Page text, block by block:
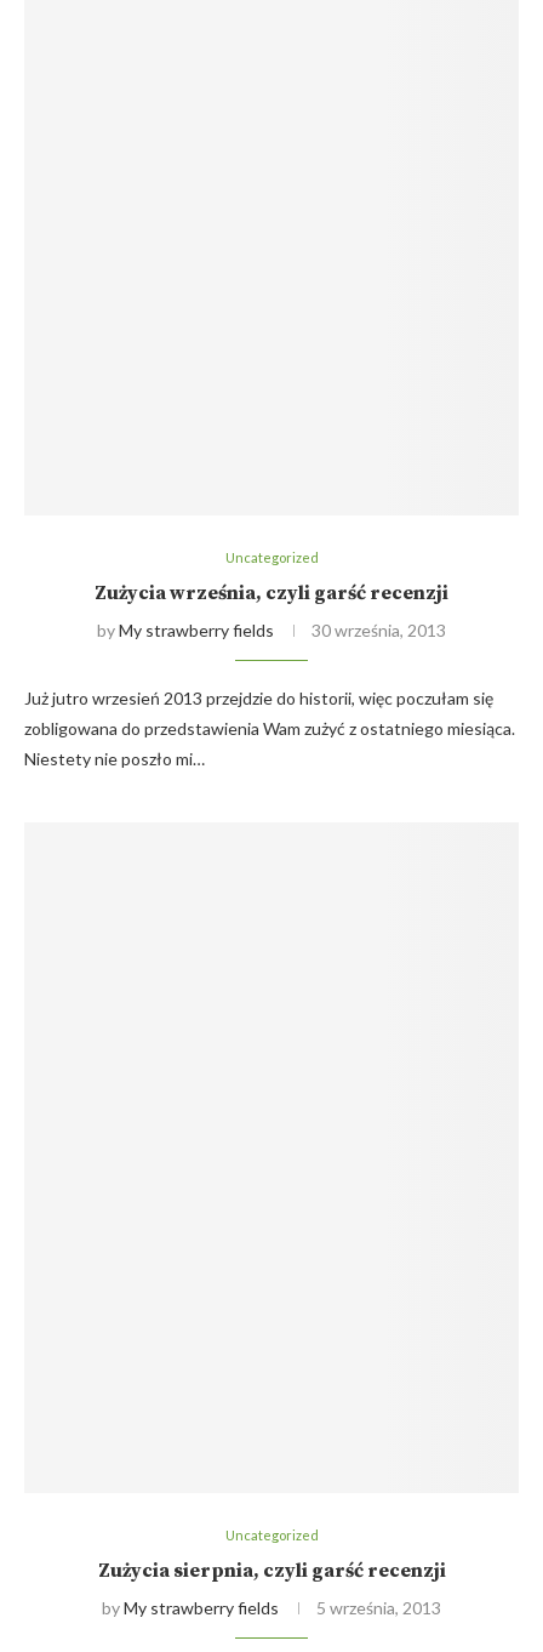
Uncategorized
Zużycia września, czyli garść recenzji
byMy strawberry fields 30 września, 2013
Już jutro wrzesień 2013 przejdzie do historii, więc poczułam się
zobligowana do przedstawienia Wam zużyć z ostatniego miesiąca.
Niestety nie poszło mi…
Uncategorized
Zużycia sierpnia, czyli garść recenzji
byMy strawberry fields 5 września, 2013